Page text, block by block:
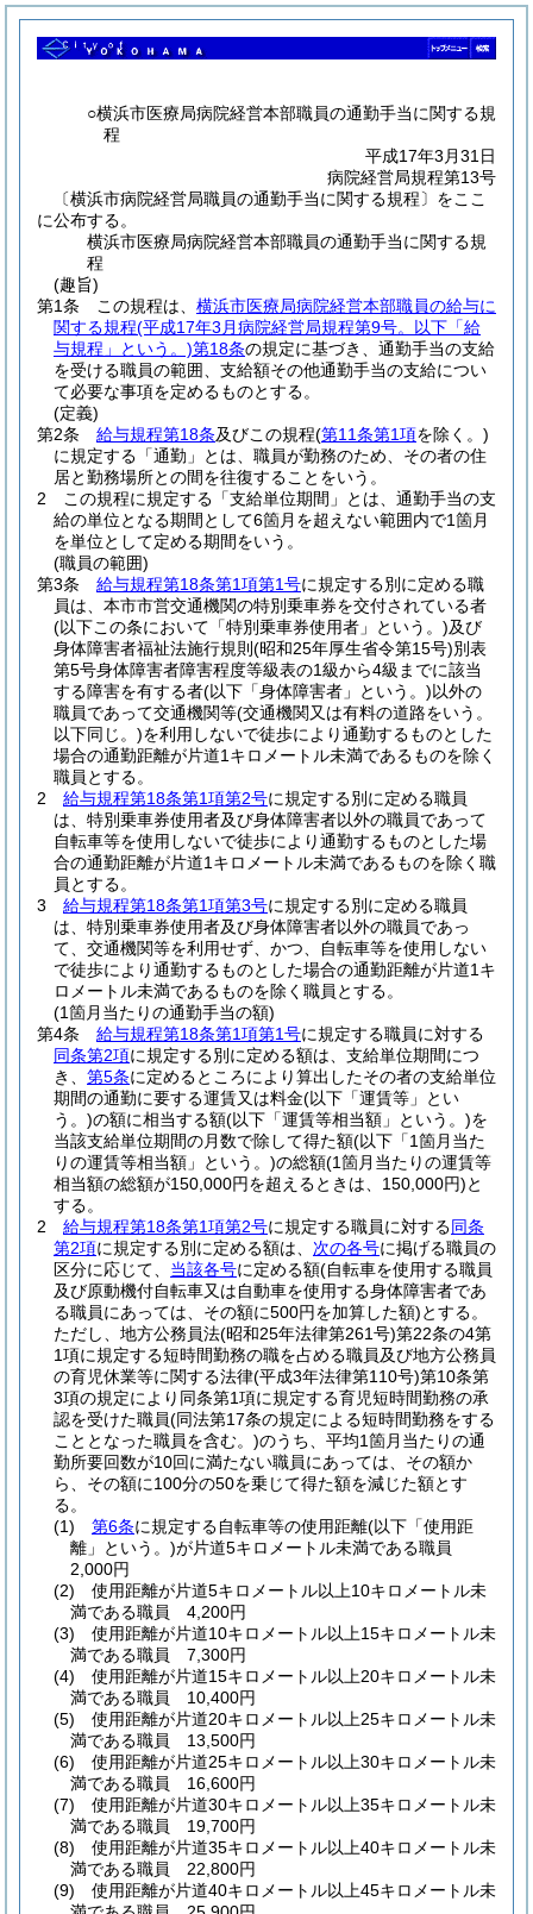
○横浜市医療局病院経営本部職員の通勤手当に関する規
程
平成17年3月31日
病院経営局規程第13号
〔横浜市病院経営局職員の通勤手当に関する規程〕をここ
に公布する。
横浜市医療局病院経営本部職員の通勤手当に関する規
程
(趣旨)
第1条
この規程は、 横浜市医療局病院経営本部職員の給与に
関する規程(平成17年3月病院経営局規程第9号。以下「給
与規程」という。)第18条の規定に基づき、通勤手当の支給
を受ける職員の範囲、支給額その他通勤手当の支給につい
て必要な事項を定めるものとする。
(定義)
第2条
給与規程第18条及びこの規程(第11条第1項を除く。)
に規定する「通勤」とは、職員が勤務のため、その者の住
居と勤務場所との間を往復することをいう。
2
この規程に規定する「支給単位期間」とは、通勤手当の支
給の単位となる期間として6箇月を超えない範囲内で1箇月
を単位として定める期間をいう。
(職員の範囲)
第3条
給与規程第18条第1項第1号に規定する別に定める職
員は、本市市営交通機関の特別乗車券を交付されている者
(以下この条において「特別乗車券使用者」という。)及び
身体障害者福祉法施行規則 (昭和25年厚生省令第15号)別表
第5号身体障害者障害程度等級表の1級から4級までに該当
する障害を有する者(以下「身体障害者」という。)以外の
職員であって交通機関等(交通機関又は有料の道路をいう。
以下同じ。)を利用しないで徒歩により通勤するものとした
場合の通勤距離が片道1キロメートル未満であるものを除く
職員とする。
2
給与規程第18条第1項第2号に規定する別に定める職員
は、特別乗車券使用者及び身体障害者以外の職員であって
自転車等を使用しないで徒歩により通勤するものとした場
合の通勤距離が片道1キロメートル未満であるものを除く職
員とする。
3
給与規程第18条第1項第3号に規定する別に定める職員
は、特別乗車券使用者及び身体障害者以外の職員であっ
て、交通機関等を利用せず、かつ、自転車等を使用しない
で徒歩により通勤するものとした場合の通勤距離が片道1キ
ロメートル未満であるものを除く職員とする。
(1箇月当たりの通勤手当の額)
第4条
給与規程第18条第1項第1号に規定する職員に対する
同条第2項に規定する別に定める額は、支給単位期間につ
き、 第5条に定めるところにより算出したその者の支給単位
期間の通勤に要する運賃又は料金(以下「運賃等」とい
う。)の額に相当する額(以下「運賃等相当額」という。)を
当該支給単位期間の月数で除して得た額(以下「1箇月当た
りの運賃等相当額」という。)の総額(1箇月当たりの運賃等
相当額の総額が150,000円を超えるときは、150,000円)と
する。
2
給与規程第18条第1項第2号に規定する職員に対する同条
第2項に規定する別に定める額は、 次の各号に掲げる職員の
区分に応じて、 当該各号に定める額(自転車を使用する職員
及び原動機付自転車又は自動車を使用する身体障害者であ
る職員にあっては、その額に500円を加算した額)とする。
ただし、地方公務員法(昭和25年法律第261号)第22条の4第
1項に規定する短時間勤務の職を占める職員及び地方公務員
の育児休業等に関する法律(平成3年法律第110号)第10条第
3項の規定により同条第1項に規定する育児短時間勤務の承
認を受けた職員(同法第17条の規定による短時間勤務をする
こととなった職員を含む。)のうち、平均1箇月当たりの通
勤所要回数が10回に満たない職員にあっては、その額か
ら、その額に100分の50を乗じて得た額を減じた額とす
る。
(1)
第6条に規定する自転車等の使用距離(以下「使用距
離」という。)が片道5キロメートル未満である職員
2,000円
(2)
使用距離が片道5キロメートル以上10キロメートル未
満である職員 4,200円
(3)
使用距離が片道10キロメートル以上15キロメートル未
満である職員 7,300円
(4)
使用距離が片道15キロメートル以上20キロメートル未
満である職員 10,400円
(5)
使用距離が片道20キロメートル以上25キロメートル未
満である職員 13,500円
(6)
使用距離が片道25キロメートル以上30キロメートル未
満である職員 16,600円
(7)
使用距離が片道30キロメートル以上35キロメートル未
満である職員 19,700円
(8)
使用距離が片道35キロメートル以上40キロメートル未
満である職員 22,800円
(9)
使用距離が片道40キロメートル以上45キロメートル未